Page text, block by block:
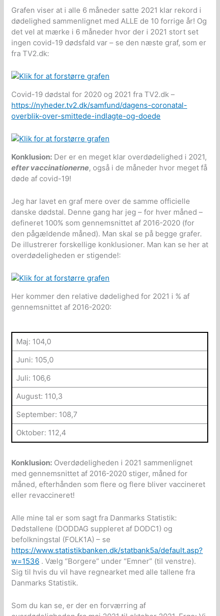
Grafen viser at i alle 6 måneder satte 2021 klar rekord i
dødelighed sammenlignet med ALLE de 10 forrige år! Og
det vel at mærke i 6 måneder hvor der i 2021 stort set
ingen covid-19 dødsfald var – se den næste graf, som er
fra TV2.dk:
Covid-19 dødstal for 2020 og 2021 fra TV2.dk –
https://nyheder.tv2.dk/samfund/dagens-coronatal-
overblik-over-smittede-indlagte-og-doede
Konklusion: Der er en meget klar overdødelighed i 2021,
efter vaccinationerne, også i de måneder hvor meget få
døde af covid-19!
Jeg har lavet en graf mere over de samme officielle
danske dødstal. Denne gang har jeg – for hver måned –
defineret 100% som gennemsnittet af 2016-2020 (for
den pågældende måned). Man skal se på begge grafer.
De illustrerer forskellige konklusioner. Man kan se her at
overdødeligheden er stigende!:
Her kommer den relative dødelighed for 2021 i % af
gennemsnittet af 2016-2020:
Maj: 104,0
Juni: 105,0
Juli: 106,6
August: 110,3
September: 108,7
Oktober: 112,4
Konklusion: Overdødeligheden i 2021 sammenlignet
med gennemsnittet af 2016-2020 stiger, måned for
måned, efterhånden som flere og flere bliver vaccineret
eller revaccineret!
Alle mine tal er som sagt fra Danmarks Statistik:
Dødstallene (DODDAG suppleret af DODC1) og
befolkningstal (FOLK1A) – se
https://www.statistikbanken.dk/statbank5a/default.asp?
w=1536 . Vælg “Borgere” under “Emner” (til venstre).
Sig til hvis du vil have regnearket med alle tallene fra
Danmarks Statistik.
Som du kan se, er der en forværring af